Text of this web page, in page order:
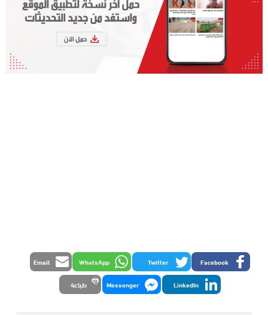
Facebook
Twitter
WhatsApp
Email
LinkedIn
Messenger طباعة